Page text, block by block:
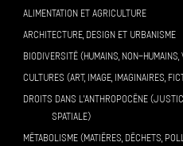
ALIMENTATION ET AGRICULTURE
ARCHITECTURE, DESIGN ET URBANISME
BIODIVERSITÉ (HUMAINS, NON-
CULTURES (ART, IMAGE, IMAGINAIRES,
DROITS DANS L’ANTHROPOCÈNE
SPATIALE)
MÉTABOLISME (MATIÈRES, DÉCHETS,